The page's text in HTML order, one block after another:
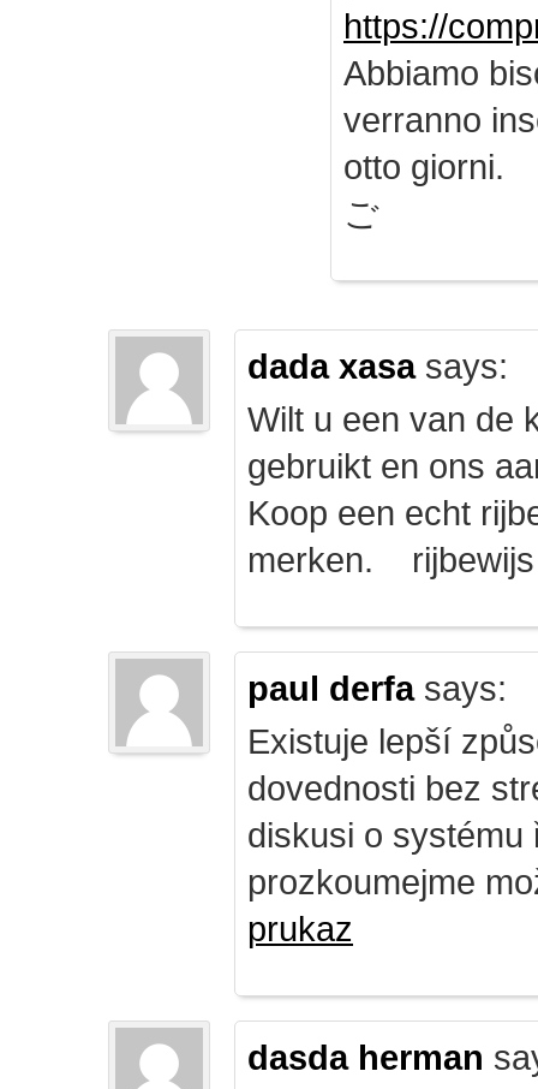
https://
Abbiamo
verranno
otto giorni.
ご
dada xasasays:
Wilt u een van de
gebruikt en ons
Koop een echt
merken.
paul derfasays:
Existuje lepší
dovednosti bez
diskusi o
prozkoumejme
prukaz
dasda herman